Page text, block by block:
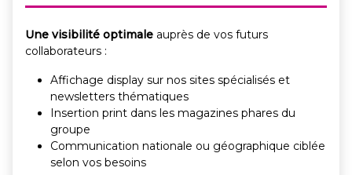
Une visibilité optimale auprès de vos futurs
collaborateurs :
Affichage display sur nos sites spécialisés et
newsletters thématiques
Insertion print dans les magazines phares du
groupe
Communication nationale ou géographique ciblée
selon vos besoins